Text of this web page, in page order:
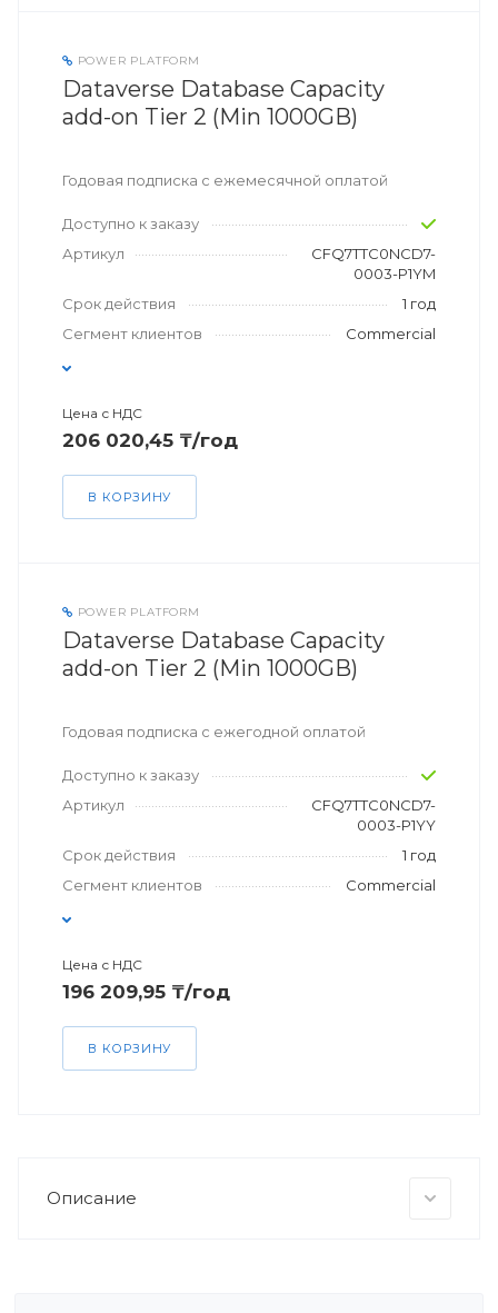
POWER PLATFORM
Dataverse Database Capacity
add-on Tier 2 (Min 1000GB)
Годовая подписка с ежемесячной оплатой
Доступно к заказу
Артикул
CFQ7TTC0NCD7-
0003-P1YM
Срок действия
1 год
Сегмент клиентов
Commercial
Цена с НДС
206 020,45 ₸/год
В КОРЗИНУ
POWER PLATFORM
Dataverse Database Capacity
add-on Tier 2 (Min 1000GB)
Годовая подписка с ежегодной оплатой
Доступно к заказу
Артикул
CFQ7TTC0NCD7-
0003-P1YY
Срок действия
1 год
Сегмент клиентов
Commercial
Цена с НДС
196 209,95 ₸/год
В КОРЗИНУ
Описание